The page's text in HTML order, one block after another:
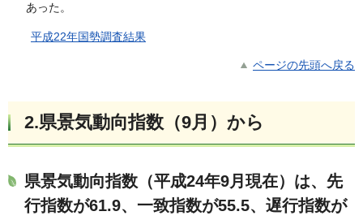
あった。
平成22年国勢調査結果
ページの先頭へ戻る
2.県景気動向指数（9月）から
県景気動向指数（平成24年9月現在）は、先
行指数が61.9、一致指数が55.5、遅行指数が